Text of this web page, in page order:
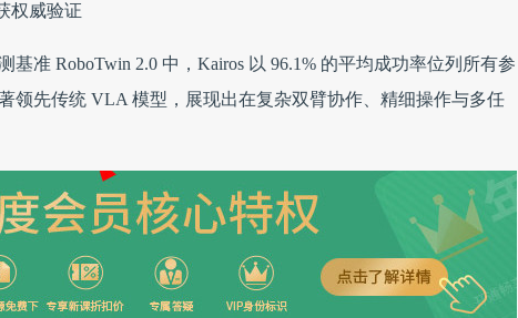
权威验证
准 RoboTwin 2.0 中，Kairos 以 96.1% 的平均成功率位列所有参
领先传统 VLA 模型，展现出在复杂双臂协作、精细操作与多任